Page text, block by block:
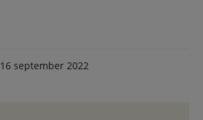
16 september 2022